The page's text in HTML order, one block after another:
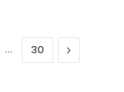
… 30 Next